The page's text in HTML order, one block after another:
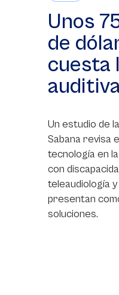
Unos
de
cuesta
Un estudio de
Sabana revisa
tecnología en
con
teleaudiología
presentan
soluciones.